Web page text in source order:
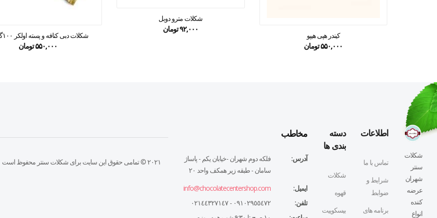
کیندر هپی هیپو
۵۵۰,۰۰۰تومان
شکلات مترو دوبل
۹۲,۰۰۰تومان
شکلات دبی کنافه و پسته اولکر ۱۰۰گرمی
۵۵۰,۰۰۰تومان
شکلات
سنتر
شهران
عرضه
کننده
انواع
اطلاعات
تماس با ما
شرایط و
ضوابط
برنامه های
دسته
بندی ها
شکلات
قهوه
بیسکوییت
مخاطب
آدرس:
فلكه دوم شهران -خيابان يكم - پاساژ
سامان - طبقه زير همكف واحد ٢٠
ایمیل:
info@chocolatecentershop.com
تلفن:
٠٩١٠٢٩٥٥٤٧٢ - ٠٢١٤٤٣٢٧١٤٧
۲۰۲۱ © تمامی حقوق این سایت برای شکلات سنتر محفوظ است